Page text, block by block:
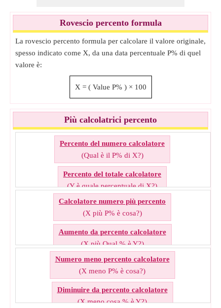
Rovescio percento formula
La rovescio percento formula per calcolare il valore originale,
spesso indicato come X, da una data percentuale P% di quel
valore è:
X = ( Value P% ) × 100
Più calcolatrici percento
Percento del numero calcolatore
(Qual è il P% di X?)
Percento del totale calcolatore
(Y è quale percentuale di X?)
Rovescio percento calcolatore
(Y è il P% di cosa?)
Calcolatore quota percento
(Quale % di X è Y?)
(P% di Cos'è Y?)
Calcolatore numero più percento
(X più P% è cosa?)
Aumento da percento calcolatore
(X più Qual % è Y?)
Aggiungi percento al numero calcolatore
(Cosa più P% è Y?)
Numero meno percento calcolatore
(X meno P% è cosa?)
Diminuire da percento calcolatore
(X meno cosa % è Y?)